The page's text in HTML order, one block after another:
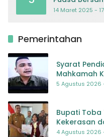
14 Maret 2025 -
Pemerintahan
Syarat
Mahkamah
5 Agustus 2026
Bupati Toba
Kekerasan
Dorong
4 Agustus 2026